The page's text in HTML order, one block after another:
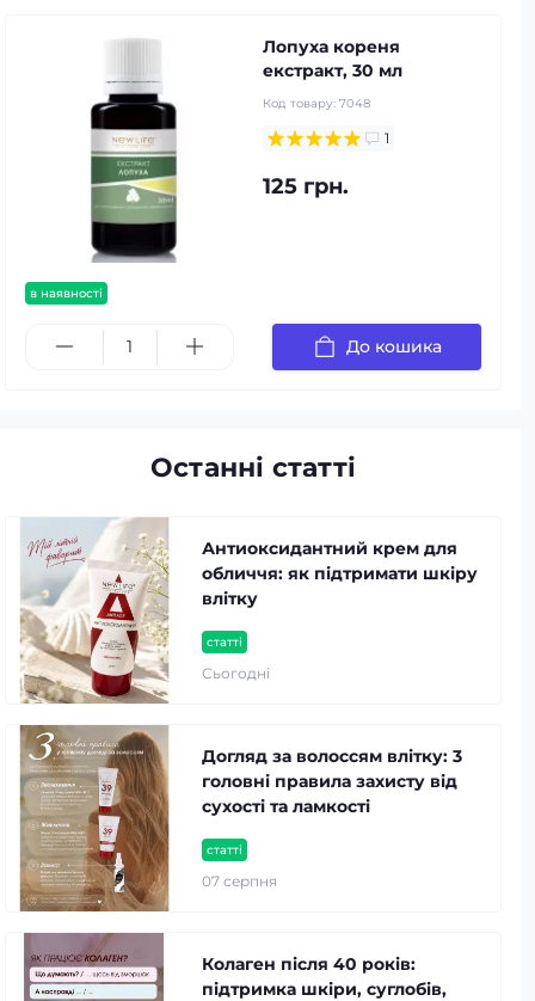
в наявності
Лопуха кореня
екстракт, 30 мл
Код товару: 7048
1
125 грн.
До кошика
Останні статті
статті
Сьогодні
Антиоксидантний крем для
обличчя: як підтримати шкіру
влітку
статті
07 серпня
Догляд за волоссям влітку: 3
головні правила захисту від
сухості та ламкості
Колаген після 40 років:
підтримка шкіри, суглобів,